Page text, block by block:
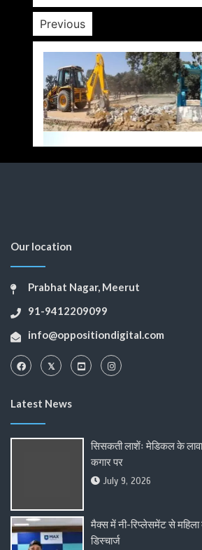
Previous
Our location
Prabhat Nagar, Meerut
91-9412209099
info@oppositiondigital.com
Latest News
सिसकती लाशेंः मेडिकल के
कगार पर
July 9, 2026
मैक्स में नी-रिप्लेसमेंट से
डिस्चार्ज